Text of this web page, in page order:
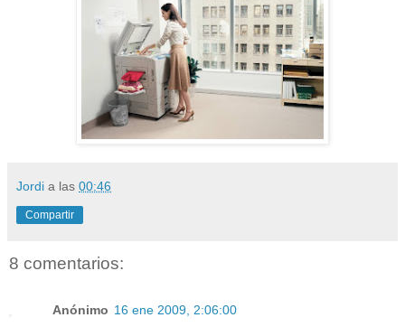
Jordi a las 00:46
Compartir
8 comentarios:
Anónimo 16 ene 2009, 2:06:00